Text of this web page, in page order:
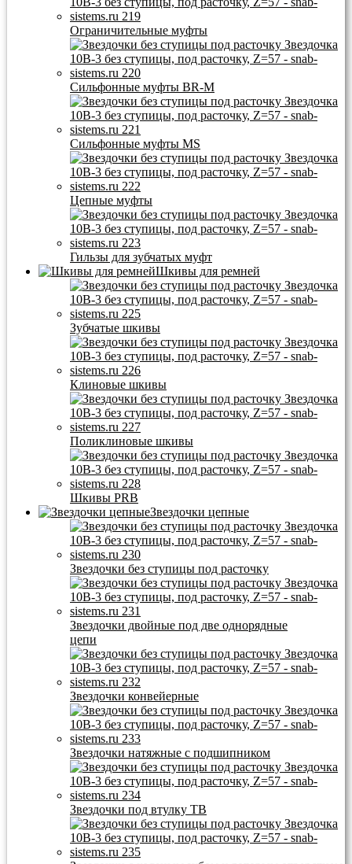
Ограничительные муфты
Сильфонные муфты BR-M
Сильфонные муфты MS
Цепные муфты
Гильзы для зубчатых муфт
Шкивы для ремней
Зубчатые шкивы
Клиновые шкивы
Поликлиновые шкивы
Шкивы PRB
Звездочки цепные
Звездочки без ступицы под расточку
Звездочки двойные под две однорядные
цепи
Звездочки конвейерные
Звездочки натяжные с подшипником
Звездочки под втулку ТВ